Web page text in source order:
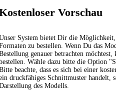
Vorschau
System bietet Dir die
zu bestellen. Wenn Du das
genauer betrachten möchtest,
Wähle dazu bitte die Option
beachte, dass es sich bei einer
druckfähiges Schnittmuster handelt,
des Modells.